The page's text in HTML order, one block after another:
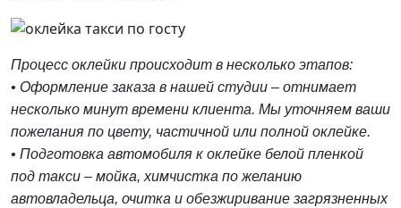
Процесс оклейки происходит в несколько этапов:
• Оформление заказа в нашей студии – отнимает
несколько минут времени клиента. Мы уточняем ваши
пожелания по цвету, частичной или полной оклейке.
• Подготовка автомобиля к оклейке белой пленкой
под такси – мойка, химчистка по желанию
автовладельца, очитка и обезжиривание загрязненных